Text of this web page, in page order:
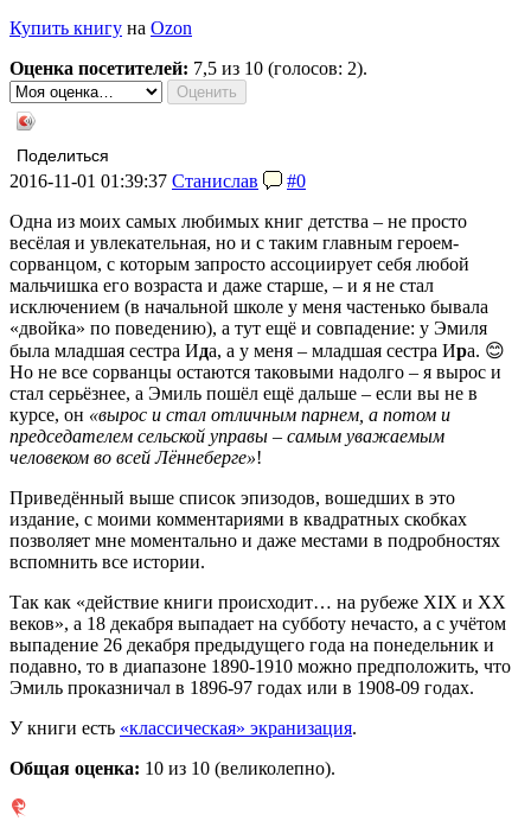
Купить книгу на Ozon
Оценка посетителей: 7,5 из 10 (голосов: 2).
Поделиться
2016-11-01 01:39:37 Станислав
#0
Одна из моих самых любимых книг детства – не просто
весёлая и увлекательная, но и с таким главным героем-
сорванцом, с которым запросто ассоциирует себя любой
мальчишка его возраста и даже старше, – и я не стал
исключением (в начальной школе у меня частенько бывала
«двойка» по поведению), а тут ещё и совпадение: у Эмиля
была младшая сестра Ида, а у меня – младшая сестра Ира. 😊
Но не все сорванцы остаются таковыми надолго – я вырос и
стал серьёзнее, а Эмиль пошёл ещё дальше – если вы не в
курсе, он «вырос и стал отличным парнем, а потом и
председателем сельской управы – самым уважаемым
человеком во всей Лённеберге»!
Приведённый выше список эпизодов, вошедших в это
издание, с моими комментариями в квадратных скобках
позволяет мне моментально и даже местами в подробностях
вспомнить все истории.
Так как «действие книги происходит… на рубеже XIX и XX
веков», а 18 декабря выпадает на субботу нечасто, а с учётом
выпадение 26 декабря предыдущего года на понедельник и
подавно, то в диапазоне 1890-1910 можно предположить, что
Эмиль проказничал в 1896-97 годах или в 1908-09 годах.
У книги есть «классическая» экранизация.
Общая оценка: 10 из 10 (великолепно).